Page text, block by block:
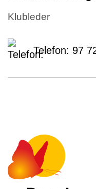
Klubleder
Telefon: 97